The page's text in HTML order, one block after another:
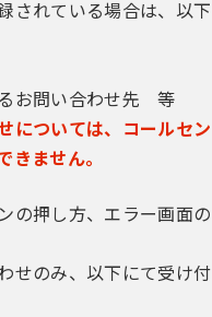
されている場合は、以下
お問い合わせ先 等
については、コールセン
ません。
の押し方、エラー画面の
せのみ、以下にて受け付